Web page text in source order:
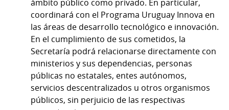
ámbito público como privado. En particular,
coordinará con el Programa Uruguay Innova en
las áreas de desarrollo tecnológico e innovación.
En el cumplimiento de sus cometidos, la
Secretaría podrá relacionarse directamente con
ministerios y sus dependencias, personas
públicas no estatales, entes autónomos,
servicios descentralizados u otros organismos
públicos, sin perjuicio de las respectivas